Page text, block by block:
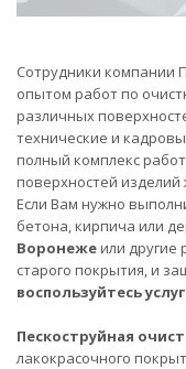
Сотрудники компании
опытом работ по
различных
технические и
полный комплекс
поверхностей
Если Вам нужно
бетона, кирпича или
Воронежеили другие
старого покрытия, и
воспользуйтесь
Пескоструйная
лакокрасочного